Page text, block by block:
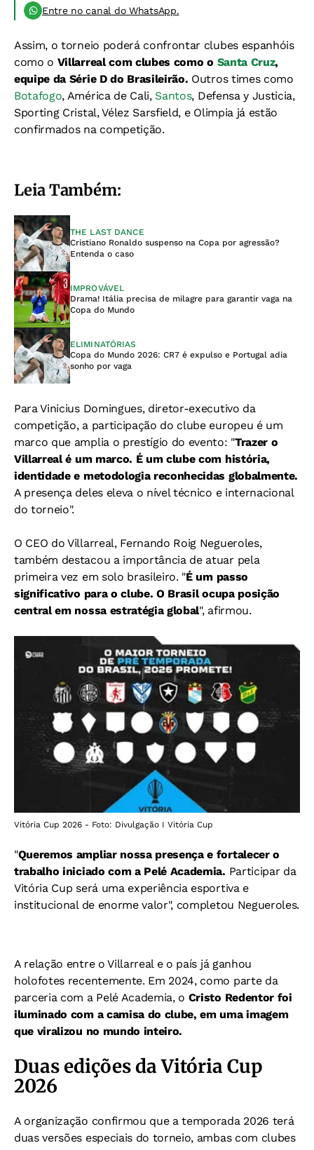
Entre no canal do WhatsApp.
Assim, o torneio poderá confrontar clubes espanhóis
como o Villarreal com clubes como o Santa Cruz,
equipe da Série D do Brasileirão. Outros times como
Botafogo, América de Cali, Santos, Defensa y Justicia,
Sporting Cristal, Vélez Sarsfield, e Olimpia já estão
confirmados na competição.
Leia Também:
THE LAST DANCE
Cristiano Ronaldo suspenso na Copa por agressão?
Entenda o caso
IMPROVÁVEL
Drama! Itália precisa de milagre para garantir vaga na
Copa do Mundo
ELIMINATÓRIAS
Copa do Mundo 2026: CR7 é expulso e Portugal adia
sonho por vaga
Para Vinicius Domingues, diretor-executivo da
competição, a participação do clube europeu é um
marco que amplia o prestígio do evento: "Trazer o
Villarreal é um marco. É um clube com história,
identidade e metodologia reconhecidas globalmente.
A presença deles eleva o nível técnico e internacional
do torneio".
O CEO do Villarreal, Fernando Roig Negueroles,
também destacou a importância de atuar pela
primeira vez em solo brasileiro. "É um passo
significativo para o clube. O Brasil ocupa posição
central em nossa estratégia global", afirmou.
Vitória Cup 2026 - Foto: Divulgação I Vitória Cup
"Queremos ampliar nossa presença e fortalecer o
trabalho iniciado com a Pelé Academia. Participar da
Vitória Cup será uma experiência esportiva e
institucional de enorme valor", completou Negueroles.
A relação entre o Villarreal e o país já ganhou
holofotes recentemente. Em 2024, como parte da
parceria com a Pelé Academia, o Cristo Redentor foi
iluminado com a camisa do clube, em uma imagem
que viralizou no mundo inteiro.
Duas edições da Vitória Cup
2026
A organização confirmou que a temporada 2026 terá
duas versões especiais do torneio, ambas com clubes